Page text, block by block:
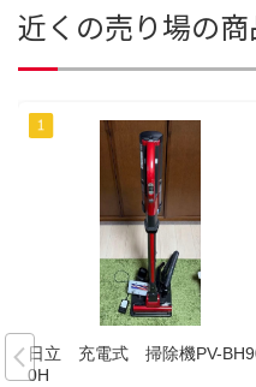
近くの売り場の商
日立 充電式 掃除機PV-
0H